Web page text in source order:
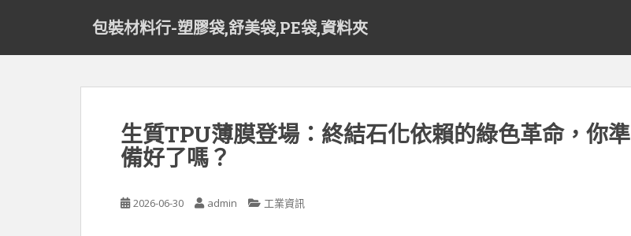
包裝材料行-塑膠袋,舒美袋,PE袋,資料夾
生質TPU薄膜登場：終結石化依賴的綠色革命，你準
備好了嗎？
2026-06-30 admin 工業資訊